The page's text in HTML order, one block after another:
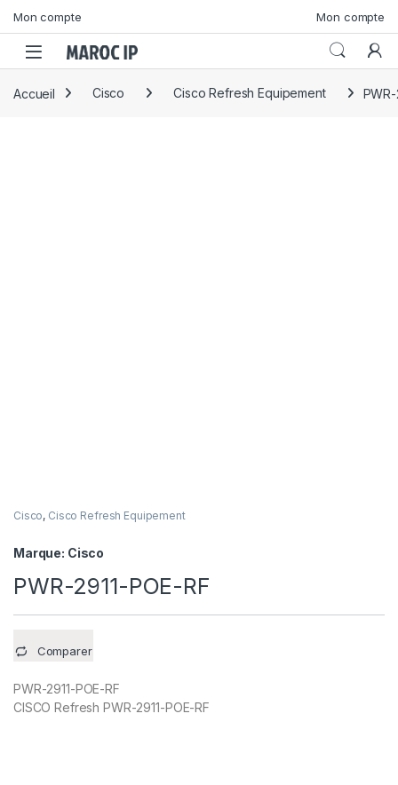
Mon compte Mon compte
Accueil Cisco Cisco Refresh Equipement PWR-
Cisco, Cisco Refresh Equipement
Marque: Cisco
PWR-2911-POE-RF
Comparer
PWR-2911-POE-RF
CISCO Refresh PWR-2911-POE-RF